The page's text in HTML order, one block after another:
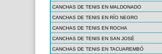
CANCHAS DE TENIS EN MALDONADO
CANCHAS DE TENIS EN RÍO NEGRO
CANCHAS DE TENIS EN ROCHA
CANCHAS DE TENIS EN SAN JOSÉ
CANCHAS DE TENIS EN TACUAREMBÓ